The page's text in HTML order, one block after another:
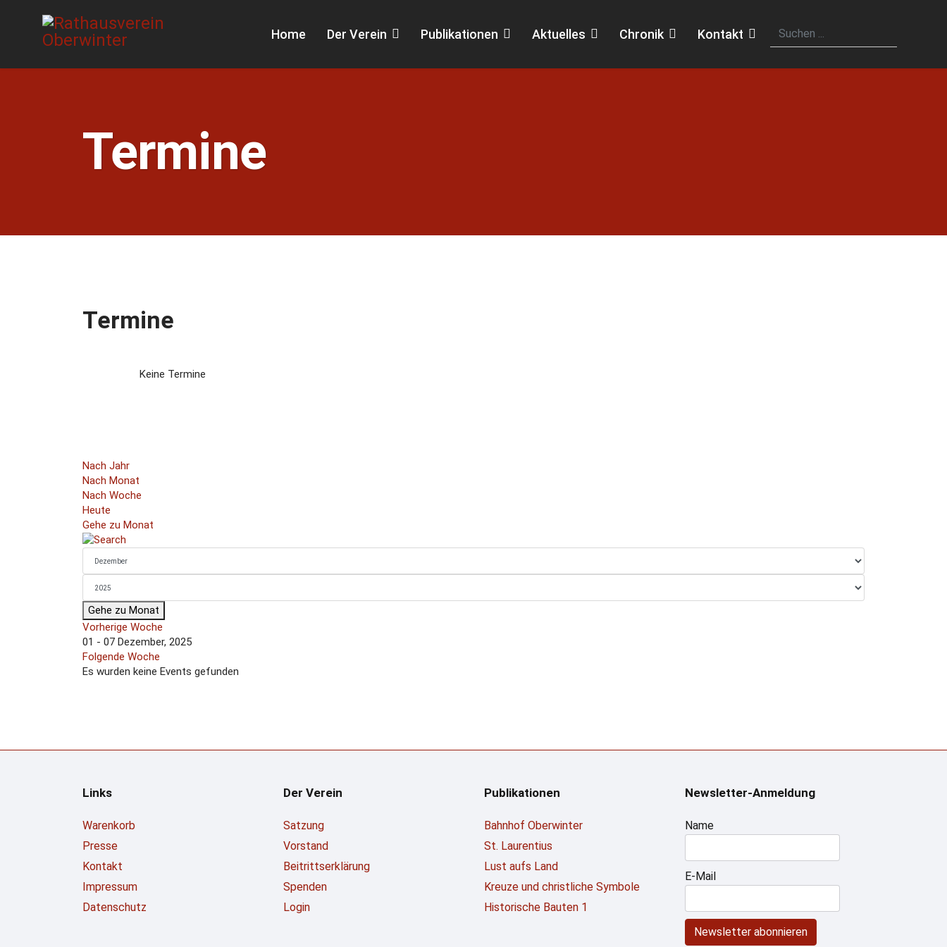
Home Der Verein Publikationen Aktuelles Chronik Kontakt
Termine
Termine
Keine Termine
Nach Jahr
Nach Monat
Nach Woche
Heute
Gehe zu Monat
Gehe zu Monat
Vorherige Woche
01 - 07 Dezember, 2025
Folgende Woche
Es wurden keine Events gefunden
Links
Warenkorb
Presse
Kontakt
Impressum
Datenschutz
Der Verein
Satzung
Vorstand
Beitrittserklärung
Spenden
Login
Publikationen
Bahnhof Oberwinter
St. Laurentius
Lust aufs Land
Kreuze und christliche Symbole
Historische Bauten 1
Newsletter-Anmeldung
Name
E-Mail
Newsletter abonnieren